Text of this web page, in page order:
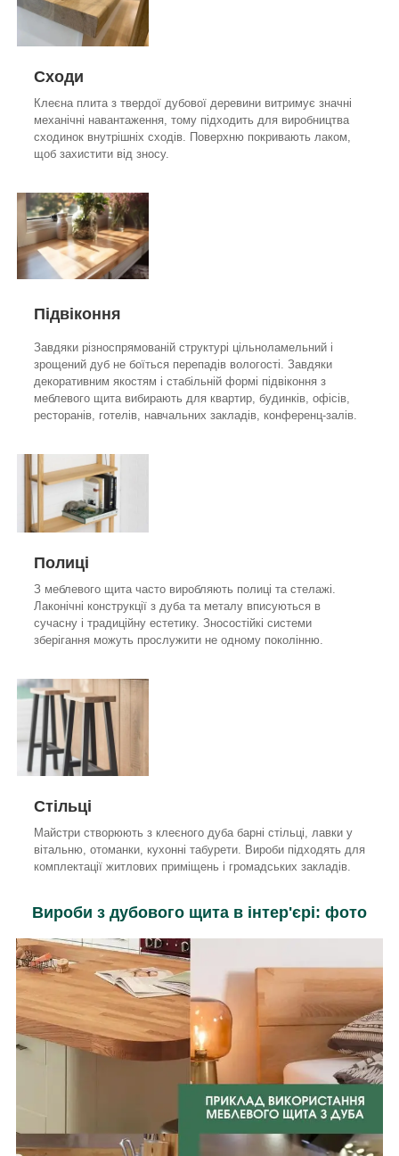
Сходи
Клеєна плита з твердої дубової деревини витримує значні
механічні навантаження, тому підходить для виробництва
сходинок внутрішніх сходів. Поверхню покривають лаком,
щоб захистити від зносу.
Підвіконня
Завдяки різноспрямованій структурі цільноламельний і
зрощений дуб не боїться перепадів вологості. Завдяки
декоративним якостям і стабільній формі підвіконня з
меблевого щита вибирають для квартир, будинків, офісів,
ресторанів, готелів, навчальних закладів, конференц-залів.
Полиці
З меблевого щита часто виробляють полиці та стелажі.
Лаконічні конструкції з дуба та металу вписуються в
сучасну і традиційну естетику. Зносостійкі системи
зберігання можуть прослужити не одному поколінню.
Стільці
Майстри створюють з клеєного дуба барні стільці, лавки у
вітальню, отоманки, кухонні табурети. Вироби підходять для
комплектації житлових приміщень і громадських закладів.
Вироби з дубового щита в інтер'єрі: фото